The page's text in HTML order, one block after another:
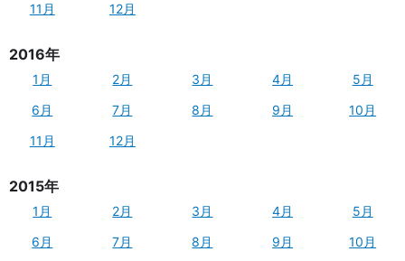
11月
12月
2016年
1月 2月 3月 4月
5月
6月
7月 8月 9月
10月
11月
12月
2015年
1月 2月 3月 4月
5月
6月
7月 8月 9月
10月